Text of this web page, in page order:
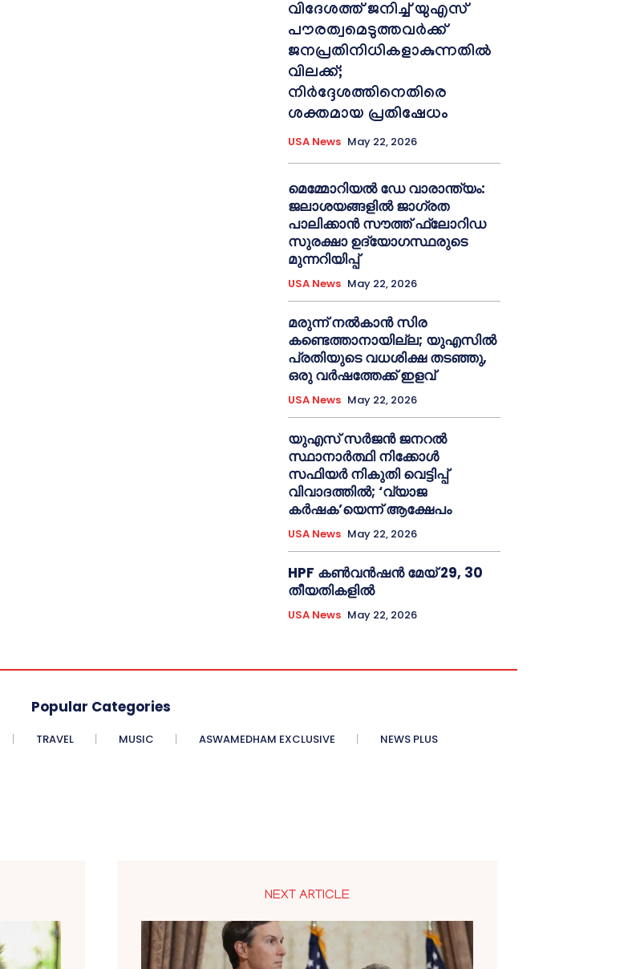
വിദേശത്ത് ജനിച്ച് യുഎസ്
പൗരത്വമെടുത്തവർക്ക്
ജനപ്രതിനിധികളാകുന്നതിൽ
വിലക്ക്;
നിർദ്ദേശത്തിനെതിരെ
ശക്തമായ പ്രതിഷേധം
USA News May 22, 2026
മെമ്മോറിയൽ ഡേ വാരാന്ത്യം:
ജലാശയങ്ങളിൽ ജാഗ്രത
പാലിക്കാൻ സൗത്ത് ഫ്ലോറിഡ
സുരക്ഷാ ഉദ്യോഗസ്ഥരുടെ
മുന്നറിയിപ്പ്
USA News May 22, 2026
മരുന്ന് നൽകാൻ സിര
കണ്ടെത്താനായില്ല; യുഎസിൽ
പ്രതിയുടെ വധശിക്ഷ തടഞ്ഞു,
ഒരു വർഷത്തേക്ക് ഇളവ്
USA News May 22, 2026
യുഎസ് സർജൻ ജനറൽ
സ്ഥാനാർത്ഥി നിക്കോൾ
സഫിയർ നികുതി വെട്ടിപ്പ്
വിവാദത്തിൽ; ‘വ്യാജ
കർഷക’യെന്ന് ആക്ഷേപം
USA News May 22, 2026
HPF കൺവൻഷൻ മേയ് 29, 30
തീയതികളിൽ
USA News May 22, 2026
Popular Categories
TRAVEL MUSIC ASWAMEDHAM EXCLUSIVE NEWS PLUS
NEXT ARTICLE